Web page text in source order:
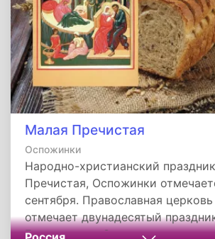
Малая Пречистая
Оспожинки
Народно-христианский
Пречистая, Оспожинки
сентября. Православная
отмечает двунадесятый
Богородицы. Он приурочен